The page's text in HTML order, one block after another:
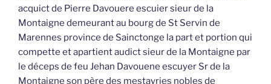
acquict de Pierre Davouere escuier sieur de la
Montaigne demeurant au bourg de St Servin de
Marennes province de Sainctonge la part et portion qui
compette et apartient audict sieur de la Montaigne par
le déceps de feu Jehan Davouene escuyer Sr de la
Montaigne son père des mestayries nobles de